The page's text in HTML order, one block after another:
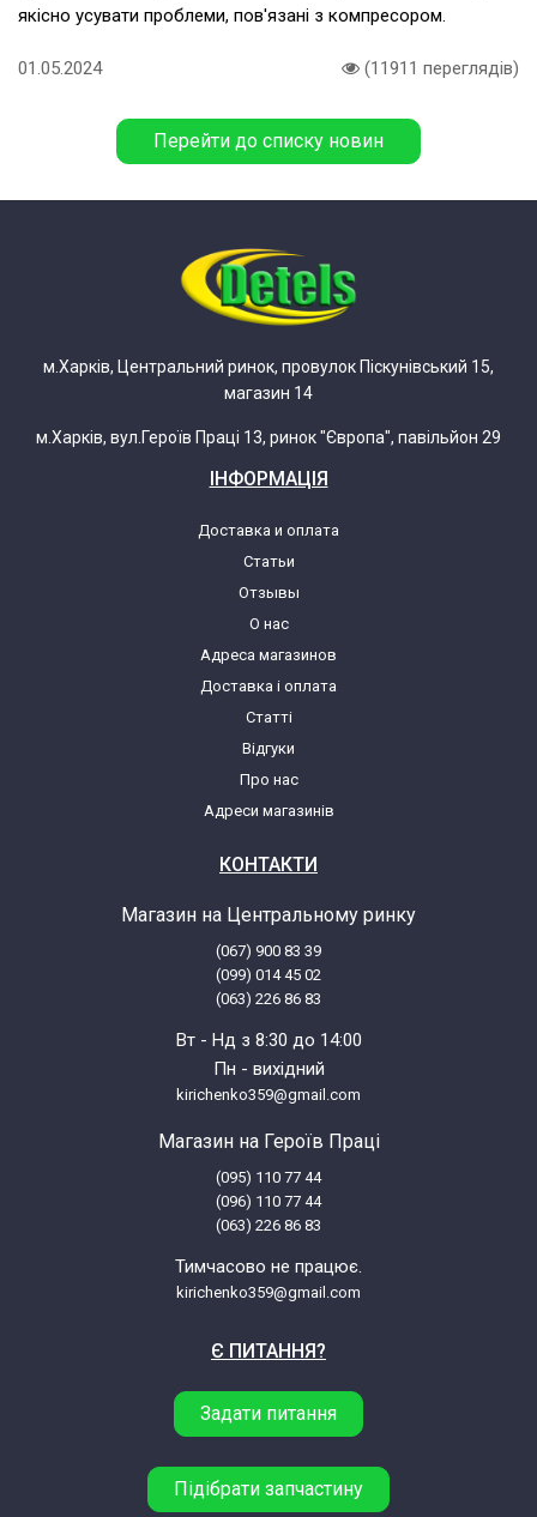
якісно усувати проблеми, пов'язані з компресором.
01.05.2024 (11911 переглядів)
Перейти до списку новин
м.Харків, Центральний ринок, провулок Піскунівський 15,
магазин 14
м.Харків, вул.Героїв Праці 13, ринок "Європа", павільйон 29
ІНФОРМАЦІЯ
Доставка и оплата
Статьи
Отзывы
О нас
Адреса магазинов
Доставка і оплата
Статті
Відгуки
Про нас
Адреси магазинів
КОНТАКТИ
Магазин на Центральному ринку
(067) 900 83 39
(099) 014 45 02
(063) 226 86 83
Вт - Нд з 8:30 до 14:00
Пн - вихідний
kirichenko359@gmail.com
Магазин на Героїв Праці
(095) 110 77 44
(096) 110 77 44
(063) 226 86 83
Тимчасово не працює.
kirichenko359@gmail.com
Є ПИТАННЯ?
Задати питання
Підібрати запчастину